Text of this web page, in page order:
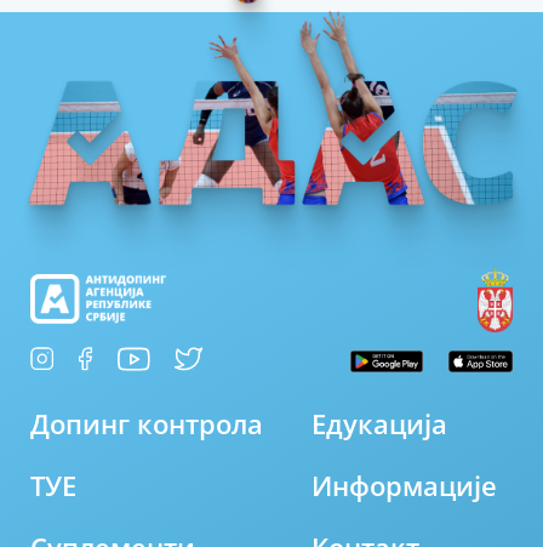
Допинг контрола
ТУЕ
Едукација
Информације